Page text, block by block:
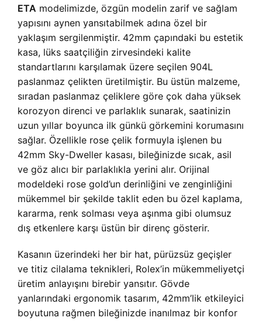
ETA modelimizde, özgün modelin zarif ve sağlam
yapısını aynen yansıtabilmek adına özel bir
yaklaşım sergilenmiştir. 42mm çapındaki bu estetik
kasa, lüks saatçiliğin zirvesindeki kalite
standartlarını karşılamak üzere seçilen 904L
paslanmaz çelikten üretilmiştir. Bu üstün malzeme,
sıradan paslanmaz çeliklere göre çok daha yüksek
korozyon direnci ve parlaklık sunarak, saatinizin
uzun yıllar boyunca ilk günkü görkemini korumasını
sağlar. Özellikle rose çelik formuyla işlenen bu
42mm Sky-Dweller kasası, bileğinizde sıcak, asil
ve göz alıcı bir parlaklıkla yerini alır. Orijinal
modeldeki rose gold’un derinliğini ve zenginliğini
mükemmel bir şekilde taklit eden bu özel kaplama,
kararma, renk solması veya aşınma gibi olumsuz
dış etkenlere karşı üstün bir direnç gösterir.
Kasanın üzerindeki her bir hat, pürüzsüz geçişler
ve titiz cilalama teknikleri, Rolex’in mükemmeliyetçi
üretim anlayışını birebir yansıtır. Gövde
yanlarındaki ergonomik tasarım, 42mm’lik etkileyici
boyutuna rağmen bileğinizde inanılmaz bir konfor